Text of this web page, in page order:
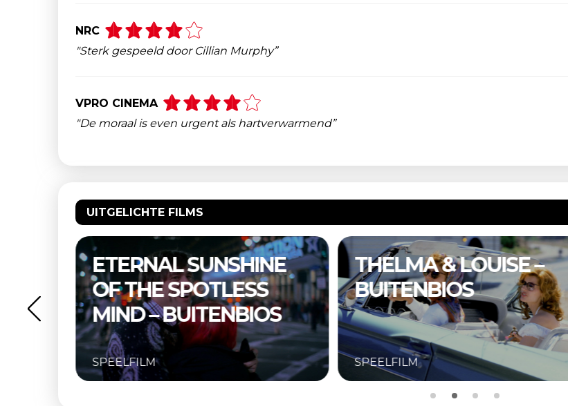
NRC
"Sterk gespeeld door Cillian Murphy”
VPRO CINEMA
"De moraal is even urgent als hartverwarmend”
UITGELICHTE FILMS
ETERNAL SUNSHINE
OF THE SPOTLESS
MIND – BUITENBIOS
SPEELFILM
THELMA & LOUISE –
BUITENBIOS
SPEELFILM